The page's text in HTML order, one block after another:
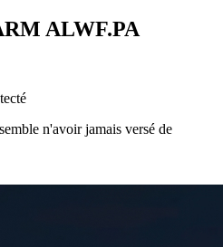
ALWF.PA
n'avoir jamais versé de